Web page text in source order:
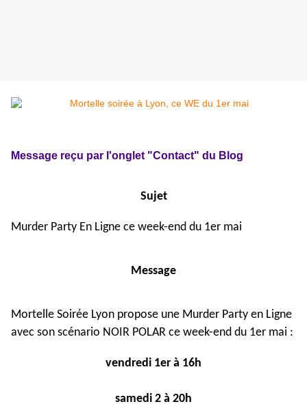
Message reçu par l'onglet "Contact" du Blog
Sujet
Murder Party En Ligne ce week-end du 1er mai
Message
Mortelle Soirée Lyon propose une Murder Party en Ligne
avec son scénario NOIR POLAR ce week-end du 1er mai :
vendredi 1er à 16h
samedi 2 à 20h